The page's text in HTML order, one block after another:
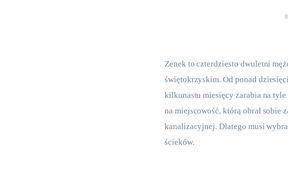
Zenek to czterdziesto dwuletni
świętokrzyskim. Od ponad
kilkunastu miesięcy zarabia na
na miejscowość, którą obrał sobie
kanalizacyjnej. Dlatego musi
ścieków.